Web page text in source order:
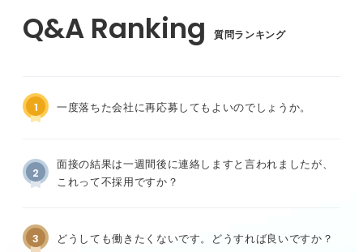
質問ランキング
1 一度落ちた会社に再応募してもよいのでしょうか。
2
面接の結果は一週間後に連絡しますと言われましたが、
これって不採用ですか？
3 どうしても働きたくないです。どうすれば良いですか？